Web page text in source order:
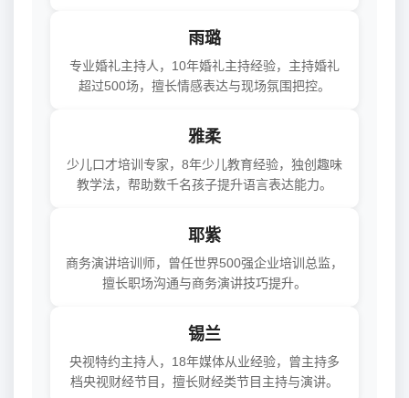
雨璐
专业婚礼主持人，10年婚礼主持经验，主持婚礼
超过500场，擅长情感表达与现场氛围把控。
雅柔
少儿口才培训专家，8年少儿教育经验，独创趣味
教学法，帮助数千名孩子提升语言表达能力。
耶紫
商务演讲培训师，曾任世界500强企业培训总监，
擅长职场沟通与商务演讲技巧提升。
锡兰
央视特约主持人，18年媒体从业经验，曾主持多
档央视财经节目，擅长财经类节目主持与演讲。